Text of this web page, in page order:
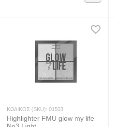
ΚΩΔΙΚΟΣ (SKU): 01503
Highlighter FMU glow my life